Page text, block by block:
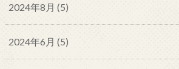
2024年8月 (5)
2024年6月 (5)